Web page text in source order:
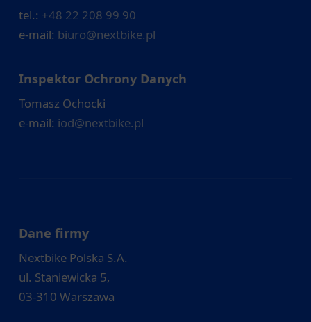
tel.: +48 22 208 99 90
e-mail: biuro@nextbike.pl
Inspektor Ochrony Danych
Tomasz Ochocki
e-mail: iod@nextbike.pl
Dane firmy
Nextbike Polska S.A.
ul. Staniewicka 5,
03-310 Warszawa